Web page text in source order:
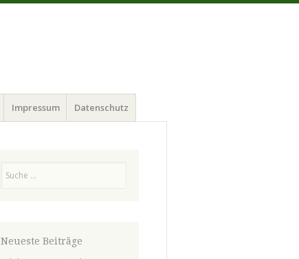
Impressum Datenschutz
Neueste Beiträge